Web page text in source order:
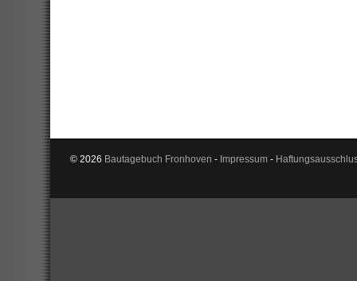
© 2026 Bautagebuch Fronhoven - Impressum-